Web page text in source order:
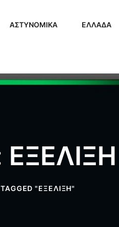
ΑΣΤΥΝΟΜΙΚΑ ΕΛΛΑΔΑ
ΕΞΕΛΙΞΗ
TAGGED "ΕΞΕΛΙΞΗ"